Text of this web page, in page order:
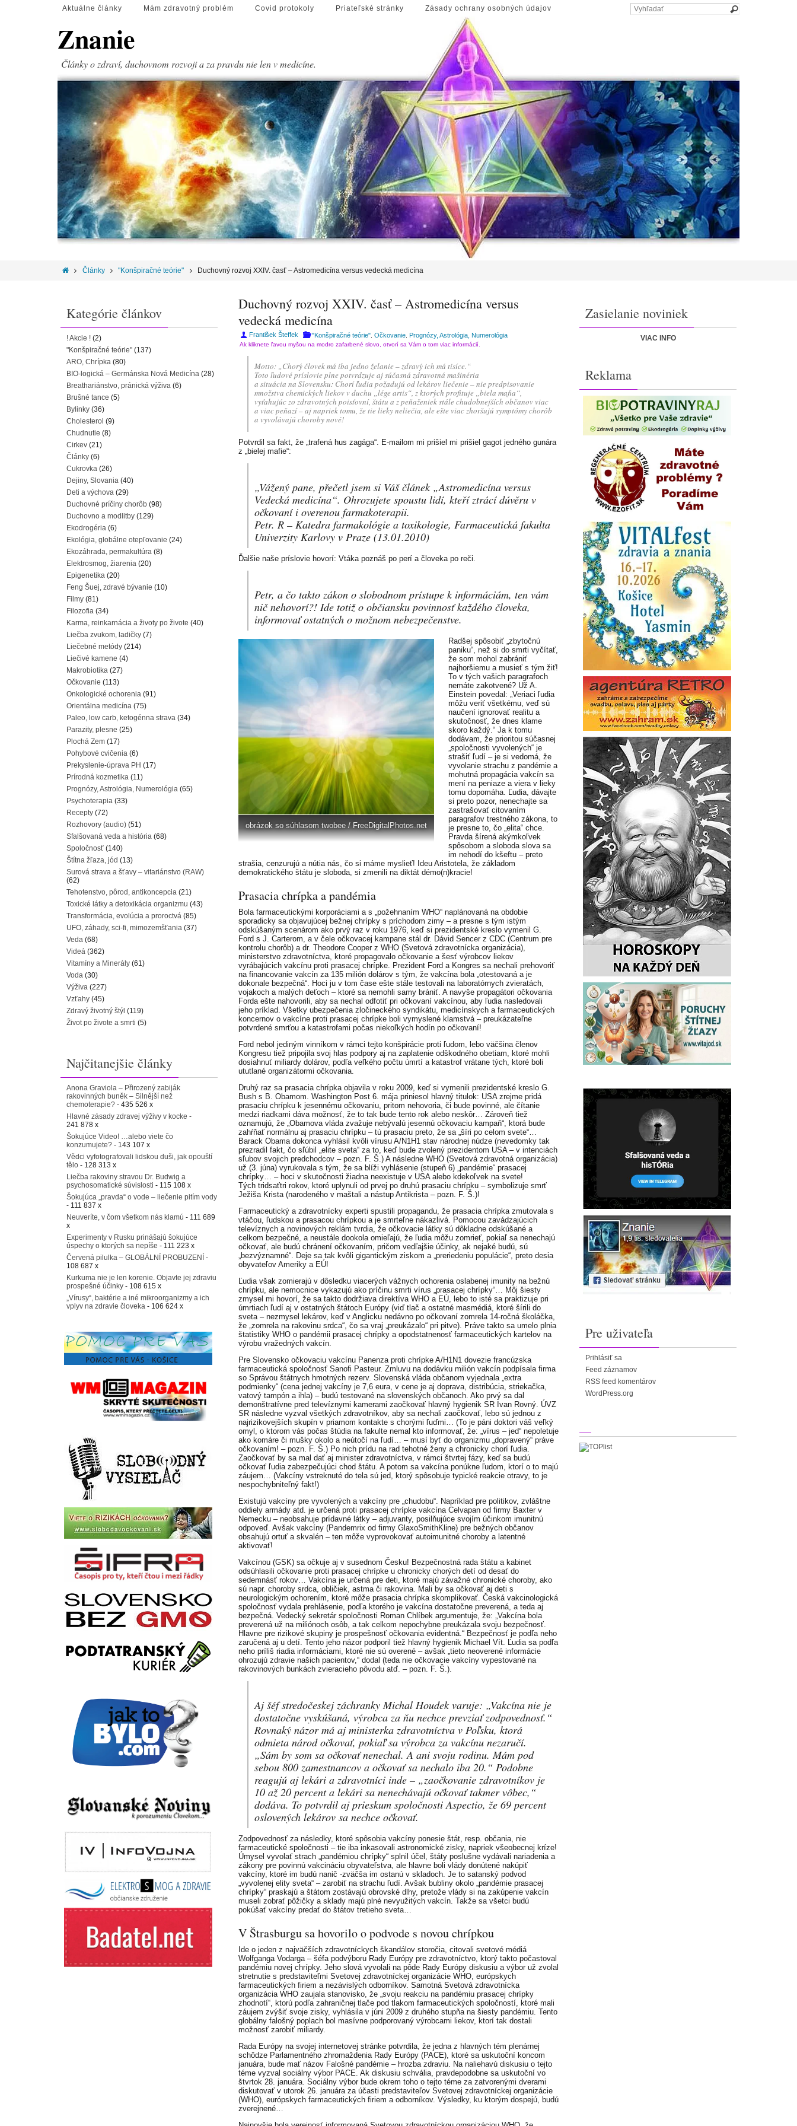
Aktuálne články Mám zdravotný problém Covid protokoly Priateľské stránky Zásady ochrany osobných údajov
Znanie
Články o zdraví, duchovnom rozvoji a za pravdu nie len v medicíne.
Články "Konšpiračné teórie" Duchovný rozvoj XXIV. časť – Astromedicína versus vedecká medicína
Duchovný rozvoj XXIV. časť – Astromedicína versus
vedecká medicína
František Šteffek "Konšpiračné teórie", Očkovanie, Prognózy, Astrológia, Numerológia
Ak kliknete ľavou myšou na modro zafarbené slovo, otvorí sa Vám o tom viac informácií.
Motto: „Chorý človek má iba jedno želanie – zdravý ich má tisíce.“
Toto ľudové príslovie plne potvrdzuje aj súčasná zdravotná mašinéria
a situácia na Slovensku: Chorí ľudia požadujú od lekárov liečenie – nie predpisovanie
množstva chemických liekov v duchu „lége artis“, z ktorých profituje „biela mafia“,
vyťahujúc zo zdravotných poisťovní, štátu a z peňaženiek stále chudobnejších občanov viac
a viac peňazí – aj napriek tomu, že tie lieky neliečia, ale ešte viac zhoršujú symptómy chorôb
a vyvolávajú choroby nové!
Potvrdil sa fakt, že „trafená hus zagága“. E-mailom mi prišiel mi prišiel gagot jedného gunára
z „bielej mafie“:
„Vážený pane, přečetl jsem si Váš článek „Astromedicína versus
Vedecká medicína“. Ohrozujete spoustu lidí, kteří ztrácí dúvěru v
očkovaní i overenou farmakoterapii.
Petr. R – Katedra farmakológie a toxikologie, Farmaceutická fakulta
Univerzity Karlovy v Praze (13.01.2010)
Ďalšie naše príslovie hovorí: Vtáka poznáš po perí a človeka po reči.
Petr, a čo takto zákon o slobodnom prístupe k informáciám, ten vám
nič nehovorí?! Ide totiž o občiansku povinnosť každého človeka,
informovať ostatných o možnom nebezpečenstve.
obrázok so súhlasom twobee / FreeDigitalPhotos.net
Radšej spôsobiť „zbytočnú
paniku“, než si do smrti vyčítať,
že som mohol zabrániť
najhoršiemu a musieť s tým žiť!
To v tých vašich paragrafoch
nemáte zakotvené? Už A.
Einstein povedal: „Veriaci ľudia
môžu veriť všetkému, veď sú
naučení ignorovať realitu a
skutočnosť, že dnes klame
skoro každý.“ Ja k tomu
dodávam, že prioritou súčasnej
„spoločnosti vyvolených“ je
strašiť ľudí – je si vedomá, že
vyvolanie strachu z pandémie a
mohutná propagácia vakcín sa
mení na peniaze a viera v lieky
tomu dopomáha. Ľudia, dávajte
si preto pozor, nenechajte sa
zastrašovať citovaním
paragrafov trestného zákona, to
je presne to, čo „elita“ chce.
Pravda šírená akýmkoľvek
spôsobom a sloboda slova sa
im nehodí do kšeftu – preto
strašia, cenzurujú a nútia nás, čo si máme myslieť! Ideu Aristotela, že základom
demokratického štátu je sloboda, si zmenili na diktát démo(n)kracie!
Prasacia chrípka a pandémia
Bola farmaceutickými korporáciami a s „požehnaním WHO“ naplánovaná na obdobie
sporadicky sa objavujúcej bežnej chrípky s príchodom zimy – a presne s tým istým
odskúšaným scenárom ako prvý raz v roku 1976, keď si prezidentské kreslo vymenil G.
Ford s J. Carterom, a v čele očkovacej kampane stál dr. Dávid Sencer z CDC (Centrum pre
kontrolu chorôb) a dr. Theodore Cooper z WHO (Svetová zdravotnícka organizácia),
ministerstvo zdravotníctva, ktoré propagovalo očkovanie a šesť výrobcov liekov
vyrábajúcich vakcínu proti prasacej chrípke. Prezident Ford a Kongres sa nechali prehovoriť
na financovanie vakcín za 135 milión dolárov s tým, že vakcína bola „otestovaná a je
dokonale bezpečná“. Hoci ju v tom čase ešte stále testovali na laboratórnych zvieratách,
vojakoch a malých deťoch – ktoré sa nemohli samy brániť. A navyše propagátori očkovania
Forda ešte nahovorili, aby sa nechal odfotiť pri očkovaní vakcínou, aby ľudia nasledovali
jeho príklad. Všetky ubezpečenia zločineckého syndikátu, medicínskych a farmaceutických
koncernov o vakcíne proti prasacej chrípke boli vymyslené klamstvá – preukázateľne
potvrdené smrťou a katastrofami počas niekoľkých hodín po očkovaní!
Ford nebol jediným vinníkom v rámci tejto konšpirácie proti ľudom, lebo väčšina členov
Kongresu tiež pripojila svoj hlas podpory aj na zaplatenie odškodného obetiam, ktoré mohli
dosiahnuť miliardy dolárov, podľa veľkého počtu úmrtí a katastrof vrátane tých, ktoré boli
ututlané organizátormi očkovania.
Druhý raz sa prasacia chrípka objavila v roku 2009, keď si vymenili prezidentské kreslo G.
Bush s B. Obamom. Washington Post 6. mája priniesol hlavný titulok: USA zrejme pridá
prasaciu chrípku k jesennému očkovaniu, pritom nehovoria, či bude povinné, ale čítanie
medzi riadkami dáva možnosť, že to tak bude tento rok alebo neskôr… Zároveň tiež
oznamujú, že „Obamova vláda zvažuje nebývalú jesennú očkovaciu kampaň“, ktorá bude
zahŕňať normálnu aj prasaciu chrípku – tú prasaciu preto, že sa „šíri po celom svete“…
Barack Obama dokonca vyhlásil kvôli vírusu A/N1H1 stav národnej núdze (nevedomky tak
prezradil fakt, čo sľúbil „elite sveta“ za to, keď bude zvolený prezidentom USA – v intenciách
sľubov svojich predchodcov – pozn. F. Š.) A následne WHO (Svetová zdravotná organizácia)
už (3. júna) vyrukovala s tým, že sa blíži vyhlásenie (stupeň 6) „pandémie“ prasacej
chrípky… – hoci v skutočnosti žiadna neexistuje v USA alebo kdekoľvek na svete!
Tých tridsaťtri rokov, ktoré uplynuli od prvej po druhú prasaciu chrípku – symbolizuje smrť
Ježiša Krista (narodeného v maštali a nástup Antikrista – pozn. F. Š.)!
Farmaceutický a zdravotnícky experti spustili propagandu, že prasacia chrípka zmutovala s
vtáčou, ľudskou a prasacou chrípkou a je smrteľne nákazlivá. Pomocou zavádzajúcich
televíznych a novinových reklám tvrdia, že očkovacie látky sú dôkladne odskúšané a
celkom bezpečné, a neustále dookola omieľajú, že ľudia môžu zomrieť, pokiaľ sa nenechajú
očkovať, ale budú chránení očkovaním, pričom vedľajšie účinky, ak nejaké budú, sú
„bezvýznamné“. Deje sa tak kvôli gigantickým ziskom a „preriedeniu populácie“, preto desia
obyvateľov Ameriky a EÚ!
Ľudia však zomierajú v dôsledku viacerých vážnych ochorenia oslabenej imunity na bežnú
chrípku, ale nemocnice vykazujú ako príčinu smrti vírus „prasacej chrípky“… Môj šiesty
zmysel mi hovorí, že sa takto dodržiava direktíva WHO a EÚ, lebo to isté sa praktizuje pri
úmrtiach ľudí aj v ostatných štátoch Európy (viď tlač a ostatné masmédiá, ktoré šírili do
sveta – nezmysel lekárov, keď v Anglicku nedávno po očkovaní zomrela 14-ročná školáčka,
že „zomrela na rakovinu srdca“, čo sa vraj „preukázalo“ pri pitve). Práve takto sa umelo plnia
štatistiky WHO o pandémii prasacej chrípky a opodstatnenosť farmaceutických kartelov na
výrobu vražedných vakcín.
Pre Slovensko očkovaciu vakcínu Panenza proti chrípke A/H1N1 dovezie francúzska
farmaceutická spoločnosť Sanofi Pasteur. Zmluvu na dodávku milión vakcín podpísala firma
so Správou štátnych hmotných rezerv. Slovenská vláda občanom vyjednala „extra
podmienky“ (cena jednej vakcíny je 7,6 eura, v cene je aj doprava, distribúcia, striekačka,
vatový tampón a ihla) – budú testované na slovenských občanoch. Ako prvý sa dal
demonštratívne pred televíznymi kamerami zaočkovať hlavný hygienik SR Ivan Rovný. ÚVZ
SR následne vyzval všetkých zdravotníkov, aby sa nechali zaočkovať, lebo sú jednou z
najrizikovejších skupín v priamom kontakte s chorými ľuďmi… (To je páni doktori váš veľký
omyl, o ktorom vás počas štúdia na fakulte nemal kto informovať, že: „vírus – jed“ nepoletuje
ako komáre či mušky okolo a neútočí na ľudí… – musí byť do organizmu „dopravený“ práve
očkovaním! – pozn. F. Š.) Po nich prídu na rad tehotné ženy a chronicky chorí ľudia.
Zaočkovať by sa mal dať aj minister zdravotníctva, v rámci štvrtej fázy, keď sa budú
očkovať ľudia zabezpečujúci chod štátu. A potom sa vakcína ponúkne ľudom, ktorí o to majú
záujem… (Vakcíny vstreknuté do tela sú jed, ktorý spôsobuje typické reakcie otravy, to je
nespochybniteľný fakt!)
Existujú vakcíny pre vyvolených a vakcíny pre „chudobu“. Napríklad pre politikov, zvláštne
oddiely armády atd. je určená proti prasacej chrípke vakcína Celvapan od firmy Baxter v
Nemecku – neobsahuje prídavné látky – adjuvanty, posilňujúce svojím účinkom imunitnú
odpoveď. Avšak vakcíny (Pandemrix od firmy GlaxoSmithKline) pre bežných občanov
obsahujú ortuť a skvalén – ten môže vyprovokovať autoimunitné choroby a latentné
aktivovať!
Vakcínou (GSK) sa očkuje aj v susednom Česku! Bezpečnostná rada štátu a kabinet
odsúhlasili očkovanie proti prasacej chrípke u chronicky chorých detí od desať do
sedemnásť rokov… Vakcína je určená pre deti, ktoré majú závažné chronické choroby, ako
sú napr. choroby srdca, obličiek, astma či rakovina. Mali by sa očkovať aj deti s
neurologickým ochorením, ktoré môže prasacia chrípka skomplikovať. Česká vakcinologická
spoločnosť vydala prehlásenie, podľa ktorého je vakcína dostatočne preverená, a teda aj
bezpečná. Vedecký sekretár spoločnosti Roman Chlíbek argumentuje, že: „Vakcína bola
preverená už na miliónoch osôb, a tak celkom nepochybne preukázala svoju bezpečnosť.
Hlavne pre rizikové skupiny je prospešnosť očkovania evidentná.“ Bezpečnosť je podľa neho
zaručená aj u detí. Tento jeho názor podporil tiež hlavný hygienik Michael Vít. Ľudia sa podľa
neho príliš riadia informáciami, ktoré nie sú overené – avšak „tieto neoverené informácie
ohrozujú zdravie našich pacientov,“ dodal (teda nie očkovacie vakcíny vypestované na
rakovinových bunkách zvieracieho pôvodu atď. – pozn. F. Š.).
Aj šéf stredočeskej záchranky Michal Houdek varuje: „Vakcína nie je
dostatočne vyskúšaná, výrobca za ňu nechce prevziať zodpovednosť.“
Rovnaký názor má aj ministerka zdravotníctva v Poľsku, ktorá
odmieta národ očkovať, pokiaľ sa výrobca za vakcínu nezaručí.
„Sám by som sa očkovať nenechal. A ani svoju rodinu. Mám pod
sebou 800 zamestnancov a očkovať sa nechalo iba 20.“ Podobne
reagujú aj lekári a zdravotníci inde – „zaočkovanie zdravotníkov je
10 až 20 percent a lekári sa nenechávajú očkovať takmer vôbec,“
dodáva. To potvrdil aj prieskum spoločnosti Aspectio, že 69 percent
oslovených lekárov sa nechce očkovať.
Zodpovednosť za následky, ktoré spôsobia vakcíny ponesie štát, resp. občania, nie
farmaceutické spoločnosti – tie iba inkasovali astronomické zisky, napriek všeobecnej kríze!
Úmysel vyvolať strach „pandémiou chrípky“ splnil účel, štáty poslušne vydávali nariadenia a
zákony pre povinnú vakcináciu obyvateľstva, ale hlavne boli vlády donútené nakúpiť
vakcíny, ktoré im budú nanič -zväčša im ostanú v skladoch. Je to satanský podvod
„vyvolenej elity sveta“ – zarobiť na strachu ľudí. Avšak bubliny okolo „pandémie prasacej
chrípky“ praskajú a štátom zostávajú obrovské dlhy, pretože vlády si na zakúpenie vakcín
museli zobrať pôžičky a sklady majú plné nevyužitých vakcín. Takže sa všetci budú
pokúšať vakcíny predať do štátov tretieho sveta…
V Štrasburgu sa hovorilo o podvode s novou chrípkou
Ide o jeden z najväčších zdravotníckych škandálov storočia, citovali svetové médiá
Wolfganga Vodarga – šéfa podvýboru Rady Európy pre zdravotníctvo, ktorý takto počastoval
pandémiu novej chrípky. Jeho slová vyvolali na pôde Rady Európy diskusiu a výbor už zvolal
stretnutie s predstaviteľmi Svetovej zdravotníckej organizácie WHO, európskych
farmaceutických firiem a nezávislých odborníkov. Samotná Svetová zdravotnícka
organizácia WHO zaujala stanovisko, že „svoju reakciu na pandémiu prasacej chrípky
zhodnotí“, ktorú podľa zahraničnej tlače pod tlakom farmaceutických spoločností, ktoré mali
záujem zvýšiť svoje zisky, vyhlásila v júni 2009 z druhého stupňa na šiesty pandémiu. Tento
globálny falošný poplach bol masívne podporovaný výrobcami liekov, ktorí tak dostali
možnosť zarobiť miliardy.
Rada Európy na svojej internetovej stránke potvrdila, že jedna z hlavných tém plenárnej
schôdze Parlamentného zhromaždenia Rady Európy (PACE), ktoré sa uskutoční koncom
januára, bude mať názov Falošné pandémie – hrozba zdraviu. Na naliehavú diskusiu o tejto
téme vyzval sociálny výbor PACE. Ak diskusiu schvália, pravdepodobne sa uskutoční vo
štvrtok 28. januára. Sociálny výbor bude okrem toho o tejto téme za zatvorenými dverami
diskutovať v utorok 26. januára za účasti predstaviteľov Svetovej zdravotníckej organizácie
(WHO), európskych farmaceutických firiem a odborníkov. Výsledky, ku ktorým dospejú, budú
zverejnené…
Kategórie článkov
! Akcie ! (2)
"Konšpiračné teórie" (137)
ARO, Chrípka (80)
BIO-logická – Germánska Nová Medicína (28)
Breathariánstvo, pránická výživa (6)
Brušné tance (5)
Bylinky (36)
Cholesterol (9)
Chudnutie (8)
Cirkev (21)
Články (6)
Cukrovka (26)
Dejiny, Slovania (40)
Deti a výchova (29)
Duchovné príčiny chorôb (98)
Duchovno a modlitby (129)
Ekodrogéria (6)
Ekológia, globálne otepľovanie (24)
Ekozáhrada, permakultúra (8)
Elektrosmog, žiarenia (20)
Epigenetika (20)
Feng Šuej, zdravé bývanie (10)
Filmy (81)
Filozofia (34)
Karma, reinkarnácia a životy po živote (40)
Liečba zvukom, ladičky (7)
Liečebné metódy (214)
Liečivé kamene (4)
Makrobiotika (27)
Očkovanie (113)
Onkologické ochorenia (91)
Orientálna medicína (75)
Paleo, low carb, ketogénna strava (34)
Parazity, plesne (25)
Plochá Zem (17)
Pohybové cvičenia (6)
Prekyslenie-úprava PH (17)
Prírodná kozmetika (11)
Prognózy, Astrológia, Numerológia (65)
Psychoterapia (33)
Recepty (72)
Rozhovory (audio) (51)
Sfalšovaná veda a história (68)
Spoločnosť (140)
Štítna žľaza, jód (13)
Surová strava a šťavy – vitariánstvo (RAW)
(62)
Tehotenstvo, pôrod, antikoncepcia (21)
Toxické látky a detoxikácia organizmu (43)
Transformácia, evolúcia a proroctvá (85)
UFO, záhady, sci-fi, mimozemšťania (37)
Veda (68)
Videá (362)
Vitamíny a Minerály (61)
Voda (30)
Výživa (227)
Vzťahy (45)
Zdravý životný štýl (119)
Život po živote a smrti (5)
Najčitanejšie články
Anona Graviola – Přirozený zabiják
rakovinných buněk – Silnější než
chemoterapie? - 435 526 x
Hlavné zásady zdravej výživy v kocke -
241 878 x
Šokujúce Video! …alebo viete čo
konzumujete? - 143 107 x
Vědci vyfotografovali lidskou duši, jak opouští
tělo - 128 313 x
Liečba rakoviny stravou Dr. Budwig a
psychosomatické súvislosti - 115 108 x
Šokujúca „pravda“ o vode – liečenie pitím vody
- 111 837 x
Neuveríte, v čom všetkom nás klamú - 111 689
x
Experimenty v Rusku prinášajú šokujúce
úspechy o ktorých sa nepíše - 111 223 x
Červená pilulka – GLOBÁLNÍ PROBUZENÍ -
108 687 x
Kurkuma nie je len korenie. Objavte jej zdraviu
prospešné účinky - 108 615 x
„Vírusy“, baktérie a iné mikroorganizmy a ich
vplyv na zdravie človeka - 106 624 x
Zasielanie noviniek
VIAC INFO
Reklama
Pre uživateľa
Prihlásiť sa
Feed záznamov
RSS feed komentárov
WordPress.org